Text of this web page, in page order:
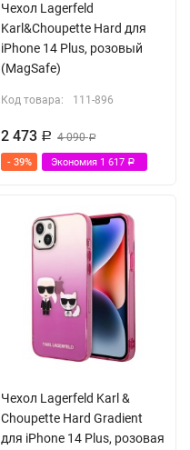
Чехол Lagerfeld
Karl&Choupette Hard для
iPhone 14 Plus, розовый
(MagSafe)
Код товара: 111-896
2 473 Р 4 090Р
- 39% Экономия 1 617 Р
Чехол Lagerfeld Karl &
Choupette Hard Gradient
для iPhone 14 Plus, розовая